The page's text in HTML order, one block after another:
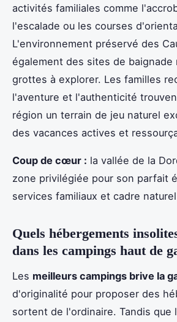
activités familiales comme
l'escalade ou les courses
L'environnement préservé des
également des sites de baignade
grottes à explorer. Les familles
l'aventure et l'authenticité
région un terrain de jeu naturel
des vacances actives et
Coup de cœur : la vallée de la
zone privilégiée pour son parfait
services familiaux et cadre
Quels hébergements
dans les campings haut de
Les meilleurs campings brive la
d'originalité pour proposer des
sortent de l'ordinaire. Tandis que